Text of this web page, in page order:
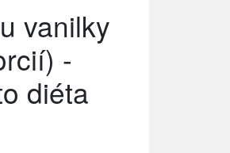
vanilky
-
diéta